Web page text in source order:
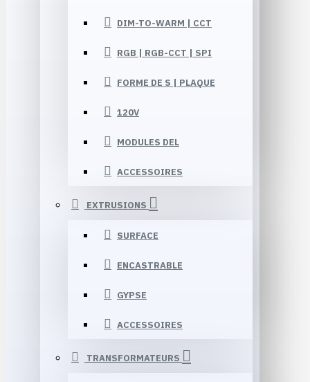
DIM-TO-WARM | CCT
RGB | RGB-CCT | SPI
FORME DE S | PLAQUE
120V
MODULES DEL
ACCESSOIRES
EXTRUSIONS
SURFACE
ENCASTRABLE
GYPSE
ACCESSOIRES
TRANSFORMATEURS